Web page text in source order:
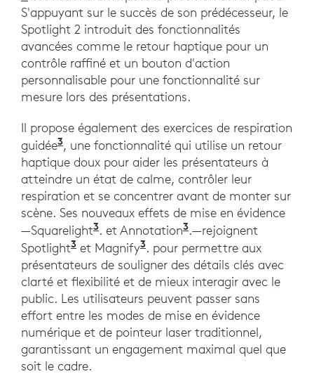
S'appuyant sur le succès de son prédécesseur, le
Spotlight 2 introduit des fonctionnalités
avancées comme le retour haptique pour un
contrôle raffiné et un bouton d'action
personnalisable pour une fonctionnalité sur
mesure lors des présentations.
Il propose également des exercices de respiration
guidée3, une fonctionnalité qui utilise un retour
haptique doux pour aider les présentateurs à
atteindre un état de calme, contrôler leur
respiration et se concentrer avant de monter sur
scène. Ses nouveaux effets de mise en évidence
—Squarelight3. et Annotation3.—rejoignent
Spotlight3 et Magnify3. pour permettre aux
présentateurs de souligner des détails clés avec
clarté et flexibilité et de mieux interagir avec le
public. Les utilisateurs peuvent passer sans
effort entre les modes de mise en évidence
numérique et de pointeur laser traditionnel,
garantissant un engagement maximal quel que
soit le cadre.